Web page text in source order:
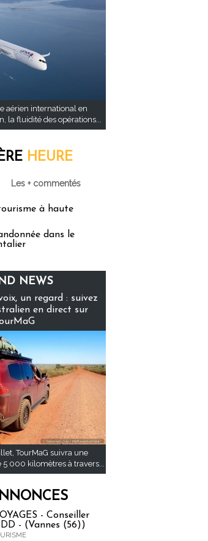
aérien international en
la fluidité des opérations...
HEURE
Les + commentés
à haute
dans le
NEWS
un regard : suivez
en direct sur
TourMaG suivra une
000 kilomètres à travers...
- Conseiller
- (Vannes (56))